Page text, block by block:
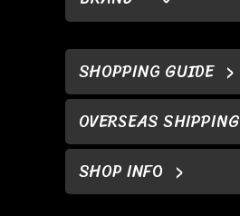
SHOPPING GUIDE
OVERSEAS SHIPPING
SHOP INFO